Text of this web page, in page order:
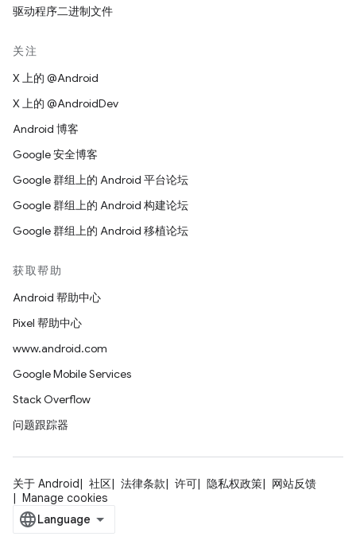
驱动程序二进制文件
关注
X 上的 @Android
X 上的 @AndroidDev
Android 博客
Google 安全博客
Google 群组上的 Android 平台论坛
Google 群组上的 Android 构建论坛
Google 群组上的 Android 移植论坛
获取帮助
Android 帮助中心
Pixel 帮助中心
www.android.com
Google Mobile Services
Stack Overflow
问题跟踪器
关于 Android 社区 法律条款 许可 隐私权政策
网站反馈
Manage cookies